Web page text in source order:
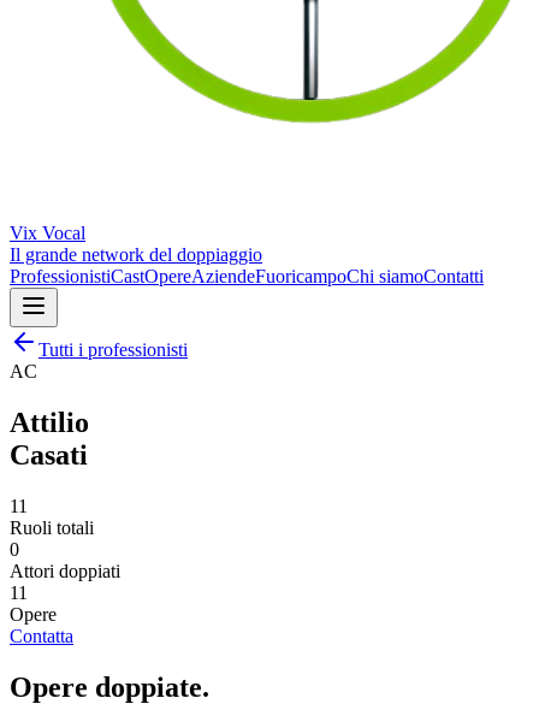
Vix Vocal
Il grande network del doppiaggio
ProfessionistiCastOpereAziendeFuoricampoChi siamoContatti
Tutti i professionisti
AC
Attilio
Casati
11
Ruoli totali
0
Attori doppiati
11
Opere
Contatta
Opere doppiate.